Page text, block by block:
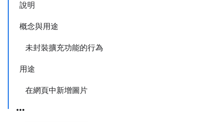
說明
概念與用途
未封裝擴充功能的行為
用途
在網頁中新增圖片